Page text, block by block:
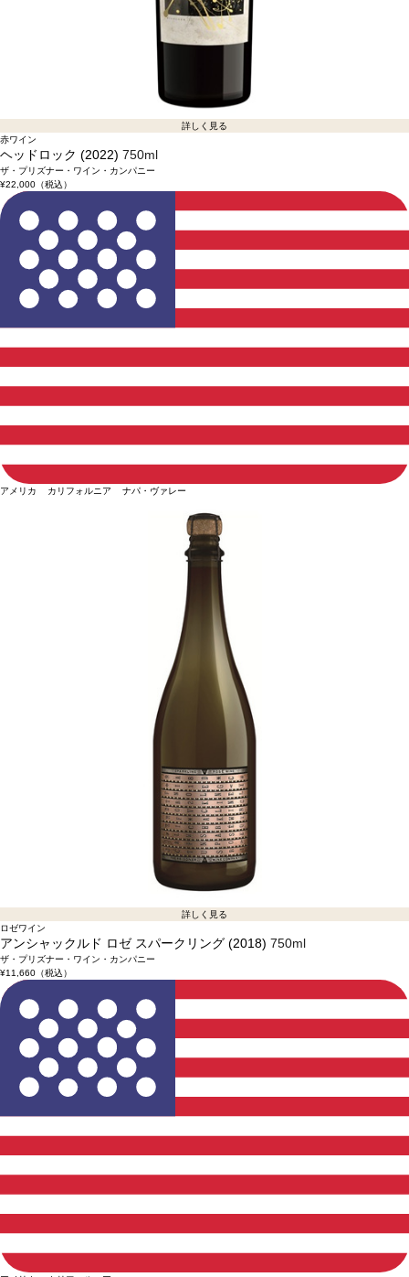
詳しく見る
赤ワイン
ヘッドロック (2022) 750ml
ザ・プリズナー・ワイン・カンパニー
¥22,000（税込）
アメリカ カリフォルニア ナパ・ヴァレー
詳しく見る
ロゼワイン
アンシャックルド ロゼ スパークリング (2018) 750ml
ザ・プリズナー・ワイン・カンパニー
¥11,660（税込）